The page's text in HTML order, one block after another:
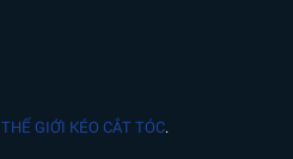
THẾ GIỚI KÉO CẮT TÓC.